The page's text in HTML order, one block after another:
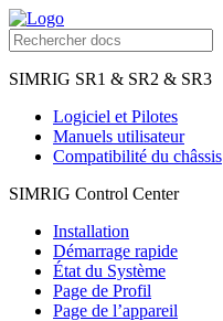
SIMRIG SR1 & SR2 & SR3
Logiciel et Pilotes
Manuels utilisateur
Compatibilité du châssis
SIMRIG Control Center
Installation
Démarrage rapide
État du Système
Page de Profil
Page de l’appareil